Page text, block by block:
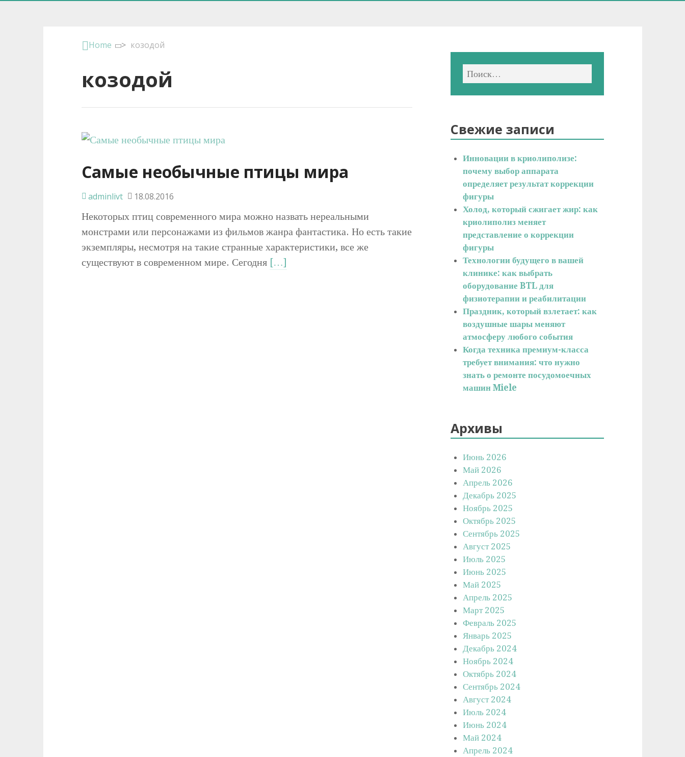
Home > козодой
козодой
Самые необычные птицы мира
adminlivt 18.08.2016
Некоторых птиц современного мира можно назвать нереальными
монстрами или персонажами из фильмов жанра фантастика. Но есть такие
экземпляры, несмотря на такие странные характеристики, все же
существуют в современном мире. Сегодня […]
Свежие записи
Инновации в криолиполизе:
почему выбор аппарата
определяет результат коррекции
фигуры
Холод, который сжигает жир: как
криолиполиз меняет
представление о коррекции
фигуры
Технологии будущего в вашей
клинике: как выбрать
оборудование BTL для
физиотерапии и реабилитации
Праздник, который взлетает: как
воздушные шары меняют
атмосферу любого события
Когда техника премиум-класса
требует внимания: что нужно
знать о ремонте посудомоечных
машин Miele
Архивы
Июнь 2026
Май 2026
Апрель 2026
Декабрь 2025
Ноябрь 2025
Октябрь 2025
Сентябрь 2025
Август 2025
Июль 2025
Июнь 2025
Май 2025
Апрель 2025
Март 2025
Февраль 2025
Январь 2025
Декабрь 2024
Ноябрь 2024
Октябрь 2024
Сентябрь 2024
Август 2024
Июль 2024
Июнь 2024
Май 2024
Апрель 2024